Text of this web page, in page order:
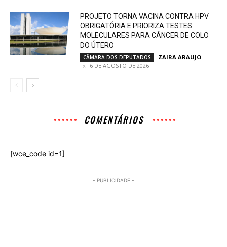
PROJETO TORNA VACINA CONTRA HPV
OBRIGATÓRIA E PRIORIZA TESTES
MOLECULARES PARA CÂNCER DE COLO
DO ÚTERO
CÂMARA DOS DEPUTADOS ZAIRA ARAUJO -
6 DE AGOSTO DE 2026
COMENTÁRIOS
[wce_code id=1]
- PUBLICIDADE -